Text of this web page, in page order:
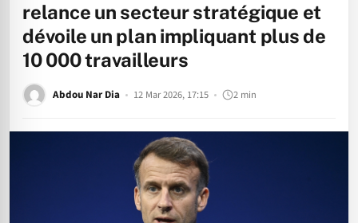
relance un secteur stratégique et
dévoile un plan impliquant plus de
10 000 travailleurs
Abdou Nar Dia 12 Mar 2026, 17:15 2 min